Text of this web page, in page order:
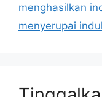
menghasilkan
menyerupai